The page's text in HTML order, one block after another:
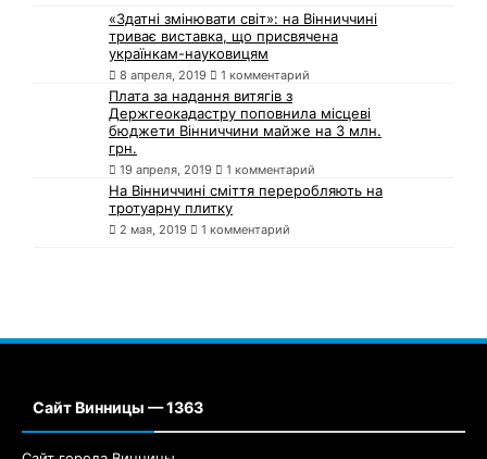
«Здатні змінювати світ»: на Вінниччині
триває виставка, що присвячена
українкам-науковицям
8 апреля, 2019 1 комментарий
Плата за надання витягів з
Держгеокадастру поповнила місцеві
бюджети Вінниччини майже на 3 млн.
грн.
19 апреля, 2019 1 комментарий
На Вінниччині сміття переробляють на
тротуарну плитку
2 мая, 2019 1 комментарий
Сайт Винницы — 1363